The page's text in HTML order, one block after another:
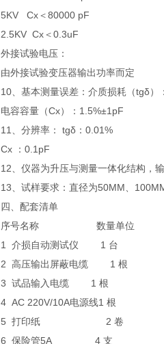
5KV Cx＜80000 pF
2.5KV Cx＜0.3uF
外接试验电压：
由外接试验变压器输出功率而定
10、基本测量误差：介质损耗（tgδ）
电容容量（Cx）：1.5%±1pF
11、分辨率： tgδ：0.01%
Cx ：0.1pF
12、仪器为升压与测量一体化结构，
13、试样要求：直径为50MM、
四、配套清单
序号名称 数量单位
1 介损自动测试仪 1 台
2 高压输出屏蔽电缆 1 根
3 试品输入电缆 1 根
4 AC 220V/10A电源线1 根
5 打印纸 2 卷
6 保险管5A4 支